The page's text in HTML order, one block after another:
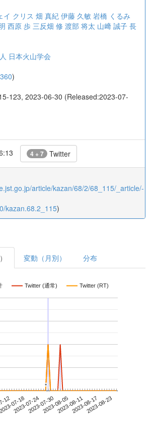
イ クリス 畑 真紀 伊藤 久敏 岩橋 くるみ
西原 歩 三反畑 修 渡部 将太 山﨑 誠子 長
日本火山学会
)
123, 2023-06-30 (Released:2023-07-
4 + 7 Twitter
article/kazan/68/2/68_115/_article/-
kazan.68.2_115)
変動（月別） 分布
Twitter (通常) Twitter (RT)
1207-18
2023-07-242023-07-302023-08-052023-08-112023-08-172023-08-23
**